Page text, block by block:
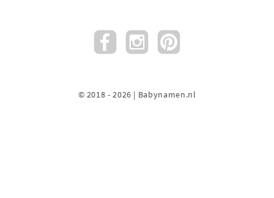
© 2018 - 2026 | Babynamen.nl